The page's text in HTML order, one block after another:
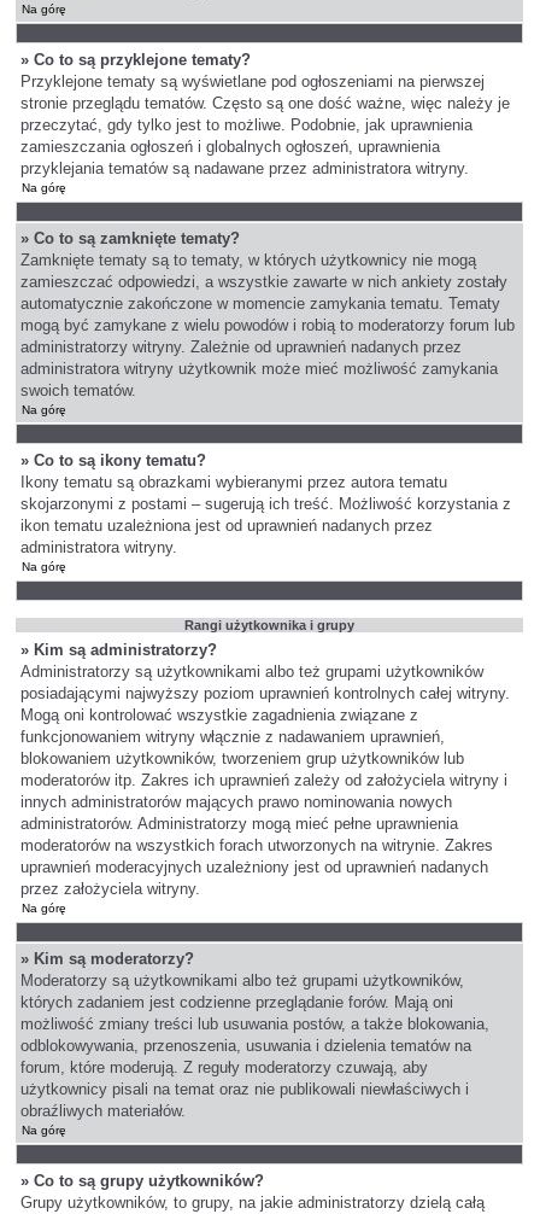
Na górę
» Co to są przyklejone tematy?
Przyklejone tematy są wyświetlane pod ogłoszeniami na pierwszej
stronie przeglądu tematów. Często są one dość ważne, więc należy je
przeczytać, gdy tylko jest to możliwe. Podobnie, jak uprawnienia
zamieszczania ogłoszeń i globalnych ogłoszeń, uprawnienia
przyklejania tematów są nadawane przez administratora witryny.
Na górę
» Co to są zamknięte tematy?
Zamknięte tematy są to tematy, w których użytkownicy nie mogą
zamieszczać odpowiedzi, a wszystkie zawarte w nich ankiety zostały
automatycznie zakończone w momencie zamykania tematu. Tematy
mogą być zamykane z wielu powodów i robią to moderatorzy forum lub
administratorzy witryny. Zależnie od uprawnień nadanych przez
administratora witryny użytkownik może mieć możliwość zamykania
swoich tematów.
Na górę
» Co to są ikony tematu?
Ikony tematu są obrazkami wybieranymi przez autora tematu
skojarzonymi z postami – sugerują ich treść. Możliwość korzystania z
ikon tematu uzależniona jest od uprawnień nadanych przez
administratora witryny.
Na górę
Rangi użytkownika i grupy
» Kim są administratorzy?
Administratorzy są użytkownikami albo też grupami użytkowników
posiadającymi najwyższy poziom uprawnień kontrolnych całej witryny.
Mogą oni kontrolować wszystkie zagadnienia związane z
funkcjonowaniem witryny włącznie z nadawaniem uprawnień,
blokowaniem użytkowników, tworzeniem grup użytkowników lub
moderatorów itp. Zakres ich uprawnień zależy od założyciela witryny i
innych administratorów mających prawo nominowania nowych
administratorów. Administratorzy mogą mieć pełne uprawnienia
moderatorów na wszystkich forach utworzonych na witrynie. Zakres
uprawnień moderacyjnych uzależniony jest od uprawnień nadanych
przez założyciela witryny.
Na górę
» Kim są moderatorzy?
Moderatorzy są użytkownikami albo też grupami użytkowników,
których zadaniem jest codzienne przeglądanie forów. Mają oni
możliwość zmiany treści lub usuwania postów, a także blokowania,
odblokowywania, przenoszenia, usuwania i dzielenia tematów na
forum, które moderują. Z reguły moderatorzy czuwają, aby
użytkownicy pisali na temat oraz nie publikowali niewłaściwych i
obraźliwych materiałów.
Na górę
» Co to są grupy użytkowników?
Grupy użytkowników, to grupy, na jakie administratorzy dzielą całą